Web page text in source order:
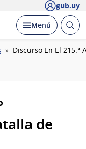
gub.uy
Desplegar
Menú Abrir
Discurso En El 215.°
de